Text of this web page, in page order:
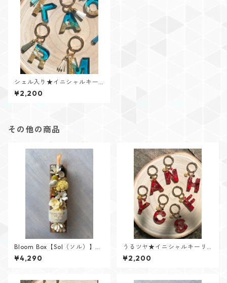
シェル入り★イニシャルキー
リング【Cristal Oceanシリー
ズ】
¥2,200
その他の商品
Bloom Box【Sol（ソル）】メ
ッセージカード付けられます✨
¥4,290
うるツヤ★イニシャルキーリ
ング【Glitter Heartシリー
ズ】
¥2,200